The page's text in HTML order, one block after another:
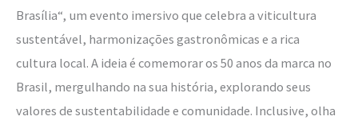
Brasília“, um evento imersivo que celebra a viticultura
sustentável, harmonizações gastronômicas e a rica
cultura local. A ideia é comemorar os 50 anos da marca no
Brasil, mergulhando na sua história, explorando seus
valores de sustentabilidade e comunidade. Inclusive, olha